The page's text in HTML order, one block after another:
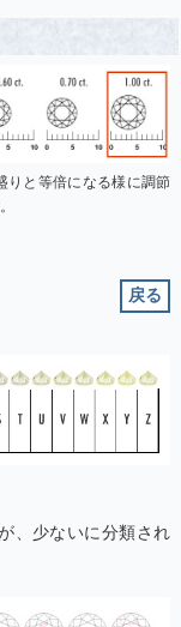
りと等倍になる様に調節
戻る
、少ないに分類され